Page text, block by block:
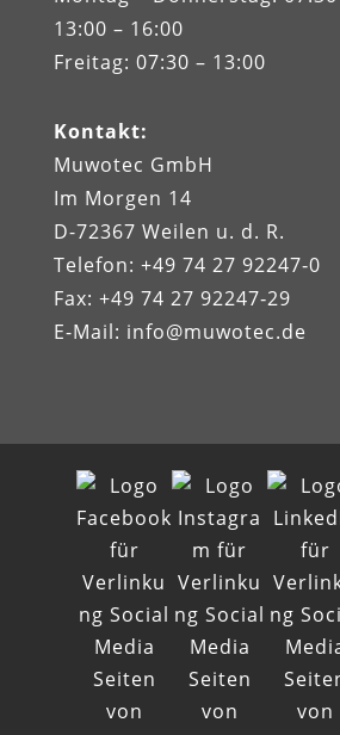
13:00 – 16:00
Freitag: 07:30 – 13:00
Kontakt:
Muwotec GmbH
Im Morgen 14
D-72367 Weilen u. d. R.
Telefon: +49 74 27 92247‑0
Fax: +49 74 27 92247‑29
E-Mail: info@muwotec.de